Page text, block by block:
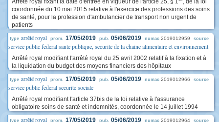
Arrêté royal fixant la date d'entrée en vigueur de l'article 25, § 1
, de la loi
coordonnée du 10 mai 2015 relative à l'exercice des professions des soins
de santé, pour la profession d'ambulancier de transport non urgent de
patients
type arrêté royal prom. 17/05/2019 pub. 05/06/2019 numac 2019012959 source
service public federal sante publique, securite de la chaine alimentaire et environnement
Arrêté royal modifiant l'arrêté royal du 25 avril 2002 relatif à la fixation et à
la liquidation du budget des moyens financiers des hôpitaux
type arrêté royal prom. 17/05/2019 pub. 05/06/2019 numac 2019012966 source
service public federal securite sociale
Arrêté royal modifiant l'article 37bis de la loi relative à l'assurance
obligatoire soins de santé et indemnités, coordonnée le 14 juillet 1994
type arrêté royal prom. 17/05/2019 pub. 05/06/2019 numac 2019012964 source